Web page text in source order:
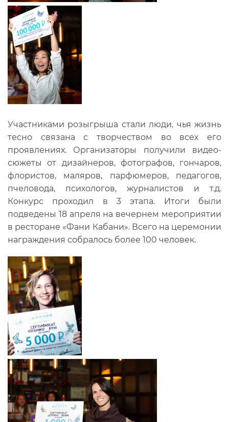
Участниками розыгрыша стали люди, чья жизнь
тесно связана с творчеством во всех его
проявлениях. Организаторы получили видео-
сюжеты от дизайнеров, фотографов, гончаров,
флористов, маляров, парфюмеров, педагогов,
пчеловода, психологов, журналистов и т.д.
Конкурс проходил в 3 этапа. Итоги были
подведены 18 апреля на вечернем мероприятии
в ресторане «Фани Кабани». Всего на церемонии
награждения собралось более 100 человек.